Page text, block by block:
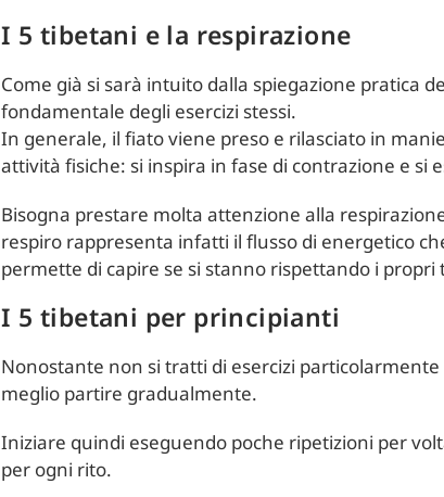
I 5 tibetani e la respirazione
Come già si sarà intuito dalla spiegazione pratica
fondamentale degli esercizi stessi.
In generale, il fiato viene preso e rilasciato in
attività fisiche: si inspira in fase di contrazione e si
Bisogna prestare molta attenzione alla
respiro rappresenta infatti il flusso di energetico
permette di capire se si stanno rispettando i
I 5 tibetani per principianti
Nonostante non si tratti di esercizi
meglio partire gradualmente.
Iniziare quindi eseguendo poche ripetizioni per
per ogni rito.